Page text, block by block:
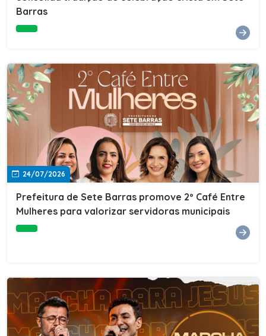
e do Instituto de Desenvolvimento Profissional
fundador da empresa Seu Consultor.Inscrições: FAÇA
AQUI
Barras
24/07/2026
Prefeitura de Sete Barras promove 2º Café Entre
Mulheres para valorizar servidoras municipais